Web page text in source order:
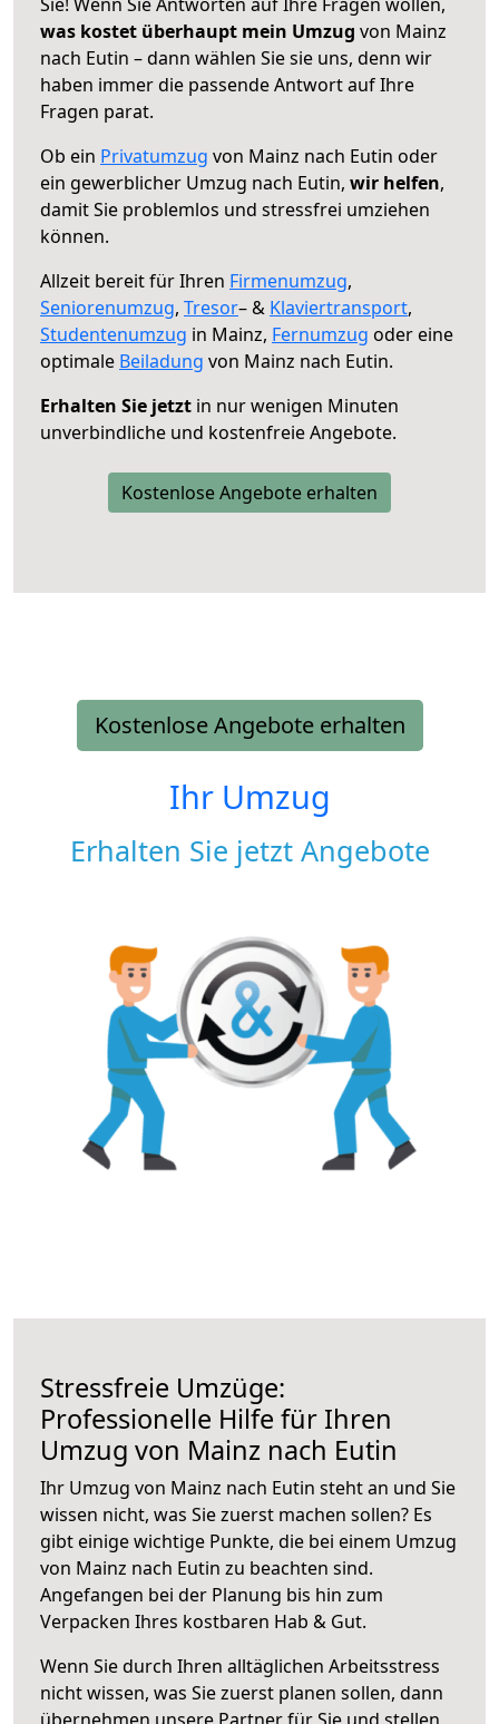
was kostet überhaupt mein Umzug von Mainz
nach Eutin – dann wählen Sie sie uns, denn wir
haben immer die passende Antwort auf Ihre
Fragen parat.
Ob ein Privatumzug von Mainz nach Eutin oder
ein gewerblicher Umzug nach Eutin, wir helfen,
damit Sie problemlos und stressfrei umziehen
können.
Allzeit bereit für Ihren Firmenumzug,
Seniorenumzug, Tresor– & Klaviertransport,
Studentenumzug in Mainz, Fernumzug oder eine
optimale Beiladung von Mainz nach Eutin.
Erhalten Sie jetzt in nur wenigen Minuten
unverbindliche und kostenfreie Angebote.
Kostenlose Angebote erhalten
Kostenlose Angebote erhalten
Ihr Umzug
Erhalten Sie jetzt Angebote
Stressfreie Umzüge:
Professionelle Hilfe für Ihren
Umzug von Mainz nach Eutin
Ihr Umzug von Mainz nach Eutin steht an und Sie
wissen nicht, was Sie zuerst machen sollen? Es
gibt einige wichtige Punkte, die bei einem Umzug
von Mainz nach Eutin zu beachten sind.
Angefangen bei der Planung bis hin zum
Verpacken Ihres kostbaren Hab & Gut.
Wenn Sie durch Ihren alltäglichen Arbeitsstress
nicht wissen, was Sie zuerst planen sollen, dann